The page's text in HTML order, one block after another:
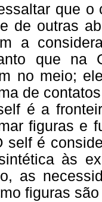
que o
de outras
a
que na
no meio;
de
é a
figuras e
self é
às
as
figuras